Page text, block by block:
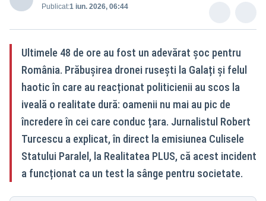
Publicat:1 iun. 2026, 06:44
Ultimele 48 de ore au fost un adevărat șoc pentru
România. Prăbușirea dronei rusești la Galați și felul
haotic în care au reacționat politicienii au scos la
iveală o realitate dură: oamenii nu mai au pic de
încredere în cei care conduc țara. Jurnalistul Robert
Turcescu a explicat, în direct la emisiunea Culisele
Statului Paralel, la Realitatea PLUS, că acest incident
a funcționat ca un test la sânge pentru societate.